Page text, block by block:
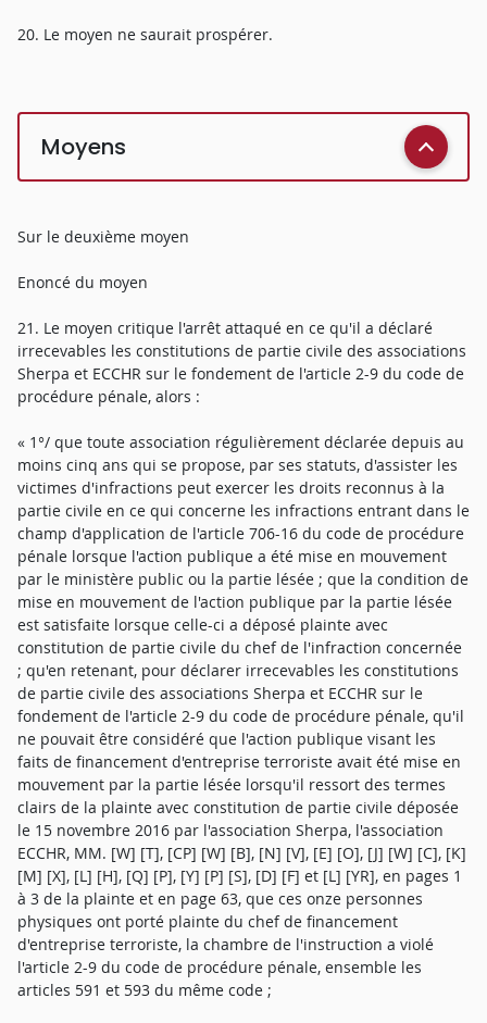
20. Le moyen ne saurait prospérer.
Moyens
Sur le deuxième moyen
Enoncé du moyen
21. Le moyen critique l'arrêt attaqué en ce qu'il a déclaré
irrecevables les constitutions de partie civile des associations
Sherpa et ECCHR sur le fondement de l'article 2-9 du code de
procédure pénale, alors :
« 1°/ que toute association régulièrement déclarée depuis au
moins cinq ans qui se propose, par ses statuts, d'assister les
victimes d'infractions peut exercer les droits reconnus à la
partie civile en ce qui concerne les infractions entrant dans le
champ d'application de l'article 706-16 du code de procédure
pénale lorsque l'action publique a été mise en mouvement
par le ministère public ou la partie lésée ; que la condition de
mise en mouvement de l'action publique par la partie lésée
est satisfaite lorsque celle-ci a déposé plainte avec
constitution de partie civile du chef de l'infraction concernée
; qu'en retenant, pour déclarer irrecevables les constitutions
de partie civile des associations Sherpa et ECCHR sur le
fondement de l'article 2-9 du code de procédure pénale, qu'il
ne pouvait être considéré que l'action publique visant les
faits de financement d'entreprise terroriste avait été mise en
mouvement par la partie lésée lorsqu'il ressort des termes
clairs de la plainte avec constitution de partie civile déposée
le 15 novembre 2016 par l'association Sherpa, l'association
ECCHR, MM. [W] [T], [CP] [W] [B], [N] [V], [E] [O], [J] [W] [C], [K]
[M] [X], [L] [H], [Q] [P], [Y] [P] [S], [D] [F] et [L] [YR], en pages 1
à 3 de la plainte et en page 63, que ces onze personnes
physiques ont porté plainte du chef de financement
d'entreprise terroriste, la chambre de l'instruction a violé
l'article 2-9 du code de procédure pénale, ensemble les
articles 591 et 593 du même code ;